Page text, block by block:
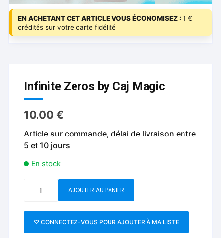
EN ACHETANT CET ARTICLE VOUS ÉCONOMISEZ : 1 €
crédités sur votre carte fidélité
Infinite Zeros by Caj Magic
10.00€
Article sur commande, délai de livraison entre
5 et 10 jours
En stock
Zeros
by
AJOUTER AU PANIER
♡ CONNECTEZ-VOUS POUR AJOUTER À MA LISTE